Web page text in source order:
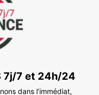
7j/7 et 24h/24
dans l’immédiat,